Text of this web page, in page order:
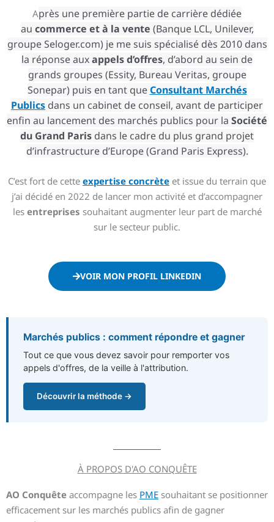
Après une première partie de carrière dédiée
au commerce et à la vente (Banque LCL, Unilever,
groupe Seloger.com) je me suis spécialisé dès 2010 dans
la réponse auxappels d’offres, d’abord au sein de
grands groupes (Essity, Bureau Veritas, groupe
Sonepar) puis en tant queConsultant Marchés
Publics dans un cabinet de conseil, avant de participer
enfin au lancement des marchés publics pour la Société
du Grand Paris dans le cadre du plus grand projet
d’infrastructure d’Europe (Grand Paris Express).
C’est fort de cette expertise concrète et issue du terrain que
j’ai décidé en 2022 de lancer mon activité et d’accompagner
les entreprises souhaitant augmenter leur part de marché
sur le secteur public.
VOIR MON PROFIL LINKEDIN
Marchés publics : comment répondre et gagner
Tout ce que vous devez savoir pour remporter vos
appels d'offres, de la veille à l'attribution.
Découvrir la méthode →
À PROPOS D'AO CONQUÊTE
AO Conquête accompagne les PME souhaitant se positionner
efficacement sur les marchés publics afin de gagner